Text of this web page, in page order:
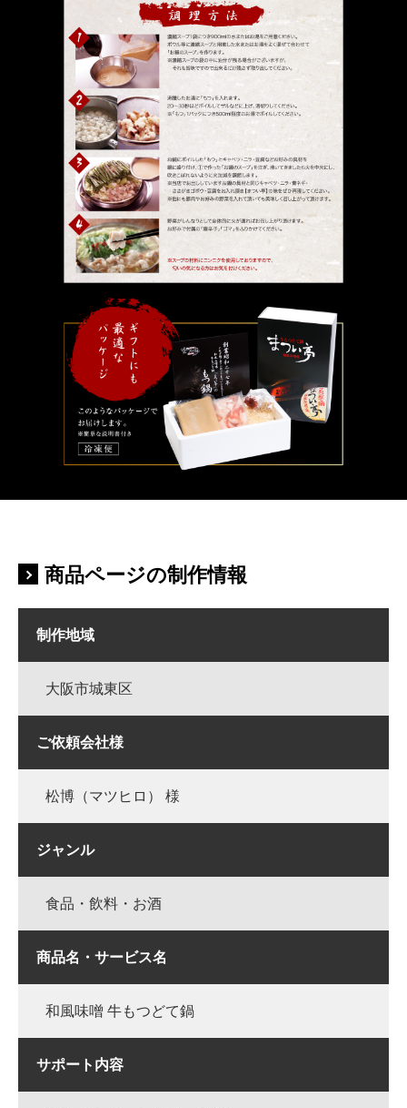
商品ページの制作情報
制作地域
大阪市城東区
ご依頼会社様
松博（マツヒロ） 様
ジャンル
食品・飲料・お酒
商品名・サービス名
和風味噌 牛もつどて鍋
サポート内容